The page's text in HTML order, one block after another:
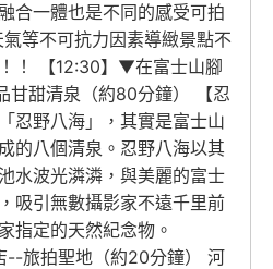
合一體也是不同的感受可拍
等不可抗力因素導緻景點不
！ 【12:30】▼在富士山腳
甘甜清泉（約80分鐘） 【忍
忍野八海」，其實是富士山
的八個清泉。忍野八海以其
水波光潾潾，與美麗的富士
吸引無數攝影家不遠千里前
指定的天然紀念物。
--旅拍聖地（約20分鐘） 河